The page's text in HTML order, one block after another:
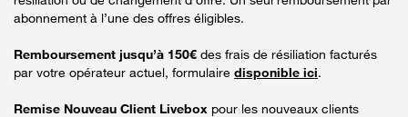
abonnement à l’une des offres éligibles.
Remboursement jusqu’à 150€ des frais de résiliation facturés
par votre opérateur actuel, formulaire disponible ici.
Remise Nouveau Client Livebox pour les nouveaux clients